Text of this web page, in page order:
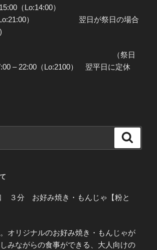
– 15:00（Lo:14:00）
） 翌日が祭日の場合
月曜日 （祭日
– 22:00（Lo:2100） 翌平日に定休
３分 お好み焼き・もんじゃ【粉と
オリジナルのお好み焼き・もんじゃが
みながらの食事ができる、大人向けの